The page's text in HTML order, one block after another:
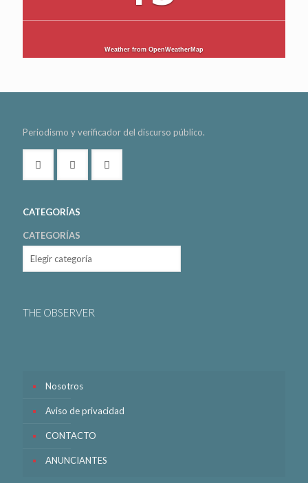
Weather from OpenWeatherMap
Periodismo y verificador del discurso público.
CATEGORÍAS
CATEGORÍAS
THE OBSERVER
Nosotros
Aviso de privacidad
CONTACTO
ANUNCIANTES